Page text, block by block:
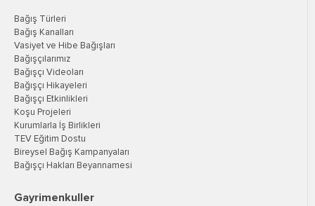
Bağış Türleri
Bağış Kanalları
Vasiyet ve Hibe Bağışları
Bağışçılarımız
Bağışçı Videoları
Bağışçı Hikayeleri
Bağışçı Etkinlikleri
Koşu Projeleri
Kurumlarla İş Birlikleri
TEV Eğitim Dostu
Bireysel Bağış Kampanyaları
Bağışçı Hakları Beyannamesi
Gayrimenkuller